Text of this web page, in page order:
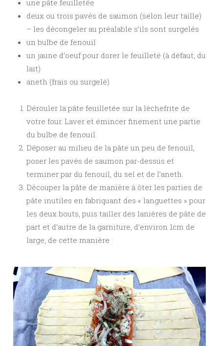
une pâte feuilletée
deux ou trois pavés de saumon (selon leur taille)
– les décongeler au préalable s’ils sont surgelés
un bulbe de fenouil
un jaune d’oeuf pour dorer le feuilleté (à défaut, du
lait)
aneth (frais ou surgelé)
Dérouler la pâte feuilletée sur la lèchefrite de
votre four. Laver et émincer finement une partie
du bulbe de fenouil.
Déposer au milieu de la pâte un peu de fenouil,
poser les pavés de saumon par-dessus et
terminer par du fenouil, du sel et de l’aneth.
Découper la pâte de manière à ôter les parties de
pâte inutiles en fabriquant des « languettes » pour
les deux bouts, puis tailler des lanières de pâte de
part et d’autre de la garniture, d’environ 1cm de
large, de cette manière :